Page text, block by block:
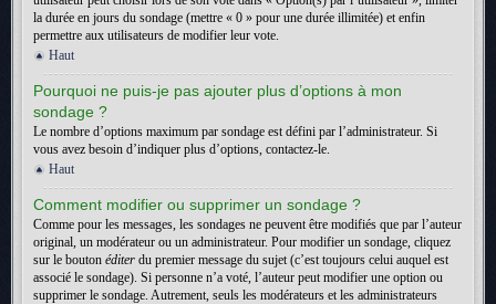
la durée en jours du sondage (mettre « 0 » pour une durée illimitée) et enfin
permettre aux utilisateurs de modifier leur vote.
Haut
Pourquoi ne puis-je pas ajouter plus d’options à mon
sondage ?
Le nombre d’options maximum par sondage est défini par l’administrateur. Si
vous avez besoin d’indiquer plus d’options, contactez-le.
Haut
Comment modifier ou supprimer un sondage ?
Comme pour les messages, les sondages ne peuvent être modifiés que par l’auteur
original, un modérateur ou un administrateur. Pour modifier un sondage, cliquez
sur le bouton éditer du premier message du sujet (c’est toujours celui auquel est
associé le sondage). Si personne n’a voté, l’auteur peut modifier une option ou
supprimer le sondage. Autrement, seuls les modérateurs et les administrateurs